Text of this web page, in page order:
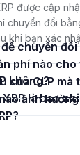
được cập
chuyển đổi
khi bạn xác
không?
là bao